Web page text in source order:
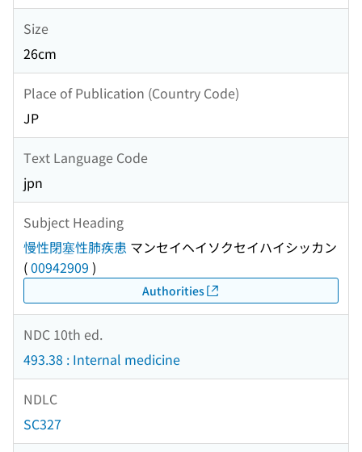
Size
26cm
Place of Publication (Country Code)
JP
Text Language Code
jpn
Subject Heading
慢性閉塞性肺疾患 マンセイヘイソクセイハイシッカン
(00942909 )
Authorities
NDC 10th ed.
493.38 : Internal medicine
NDLC
SC327